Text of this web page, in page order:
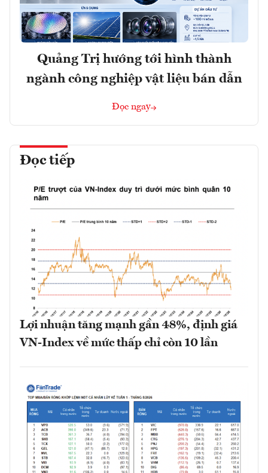
Quảng Trị hướng tới hình thành
ngành công nghiệp vật liệu bán dẫn
Đọc ngay
Đọc tiếp
Lợi nhuận tăng mạnh gần 48%, định giá
VN-Index về mức thấp chỉ còn 10 lần